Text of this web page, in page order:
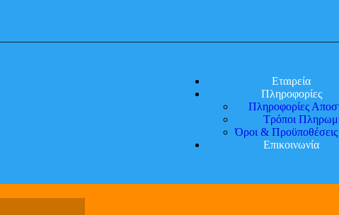
Εταιρεία
Πληροφορίες
Πληροφορίες
Τρόποι
Όροι &
Επικοινωνία